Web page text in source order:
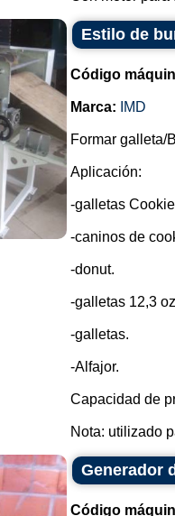
Estilo de
Código
Marca: IMD
Formar galleta/
Aplicación:
-galletas
-caninos de
-donut.
-galletas 12,3
-galletas.
-Alfajor.
Capacidad de
Nota: utilizado
Generador
Código